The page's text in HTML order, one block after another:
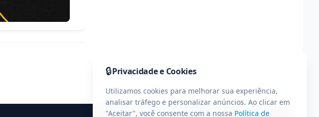
🔒Privacidade e Cookies
Utilizamos cookies para melhorar sua experiência,
analisar tráfego e personalizar anúncios. Ao clicar em
"Aceitar", você consente com a nossa Política de